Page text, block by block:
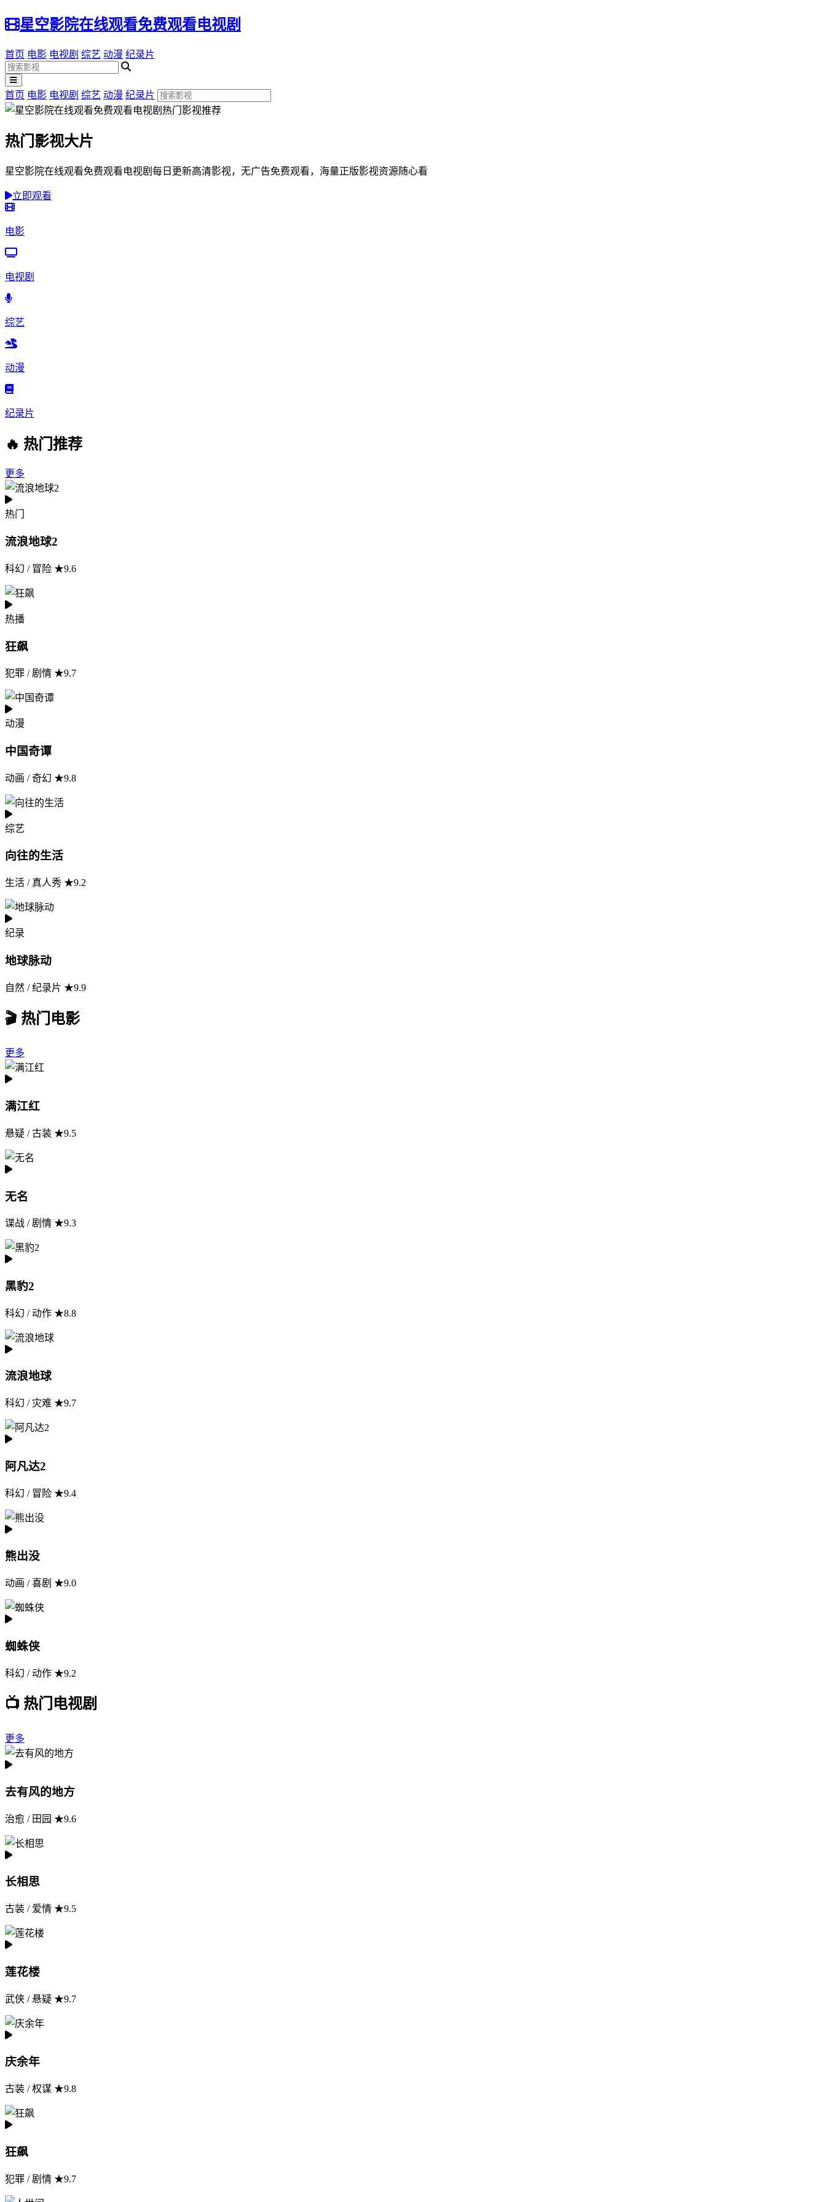
星空影院在线观看免费观看电视剧
首页 电影 电视剧 综艺 动漫 纪录片
首页 电影 电视剧 综艺 动漫 纪录片
热门影视大片
星空影院在线观看免费观看电视剧每日更新高清影视，无广告免费观看，海量正版影视资源随心看
立即观看
电影
电视剧
综艺
动漫
纪录片
🔥 热门推荐
更多
热门
流浪地球2
科幻 / 冒险 ★9.6
热播
狂飙
犯罪 / 剧情 ★9.7
动漫
中国奇谭
动画 / 奇幻 ★9.8
综艺
向往的生活
生活 / 真人秀 ★9.2
纪录
地球脉动
自然 / 纪录片 ★9.9
🎬 热门电影
更多
满江红
悬疑 / 古装 ★9.5
无名
谍战 / 剧情 ★9.3
黑豹2
科幻 / 动作 ★8.8
流浪地球
科幻 / 灾难 ★9.7
阿凡达2
科幻 / 冒险 ★9.4
熊出没
动画 / 喜剧 ★9.0
蜘蛛侠
科幻 / 动作 ★9.2
📺 热门电视剧
更多
去有风的地方
治愈 / 田园 ★9.6
长相思
古装 / 爱情 ★9.5
莲花楼
武侠 / 悬疑 ★9.7
庆余年
古装 / 权谋 ★9.8
狂飙
犯罪 / 剧情 ★9.7